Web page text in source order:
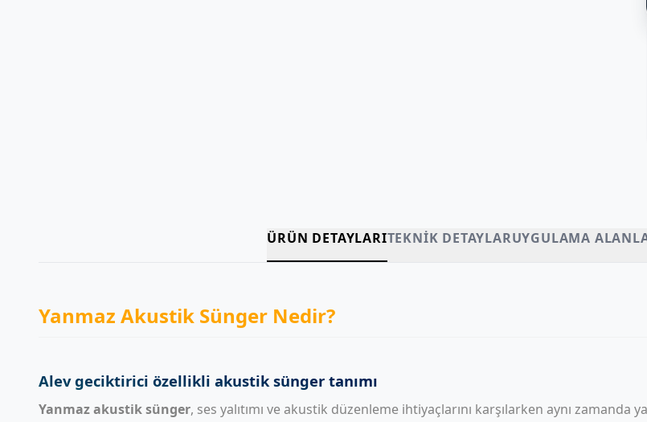
ÜRÜN DETAYLARITEKNIK DETAYLARUYGULAMA
Yanmaz Akustik Sünger Nedir?
Alev geciktirici özellikli akustik sünger tanımı
Yanmaz akustik sünger, ses yalıtımı ve akustik düzenleme ihtiyaçlarını karşılarken aynı